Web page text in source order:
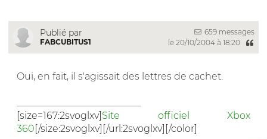
Publié par
FABCUBITUS1
659 messages
le 20/10/2004 à 18:20
Oui, en fait, il s'agissait des lettres de cachet.
[size=167:2svoglxv]Site officiel Xbox
360[/size:2svoglxv][/url:2svoglxv][/color]